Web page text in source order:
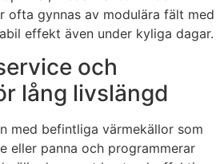
ofta gynnas av modulära fält med
effekt även under kyliga dagar.
och
lång livslängd
med befintliga värmekällor som
eller panna och programmerar